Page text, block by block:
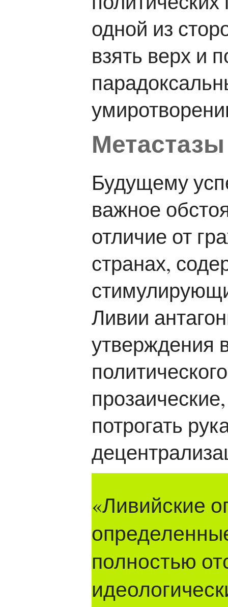
одной из
взять верх и
Будущему
важное
отличие от
странах,
Ливии
утверждения
потрогать
«Ливийские
полностью